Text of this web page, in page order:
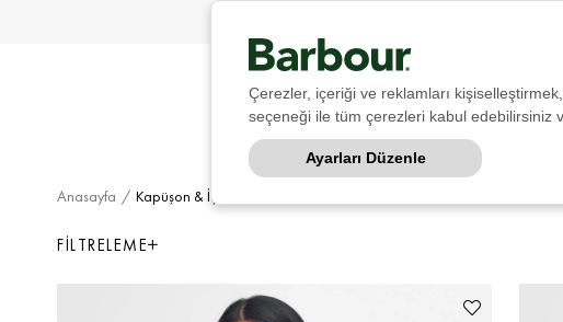
Çerezler, içeriği ve reklamları
seçeneği ile tüm çerezleri kabul edebilirsiniz
Ayarları Düzenle
Anasayfa Kapüşon & İçlik Kadın
FILTRELEME